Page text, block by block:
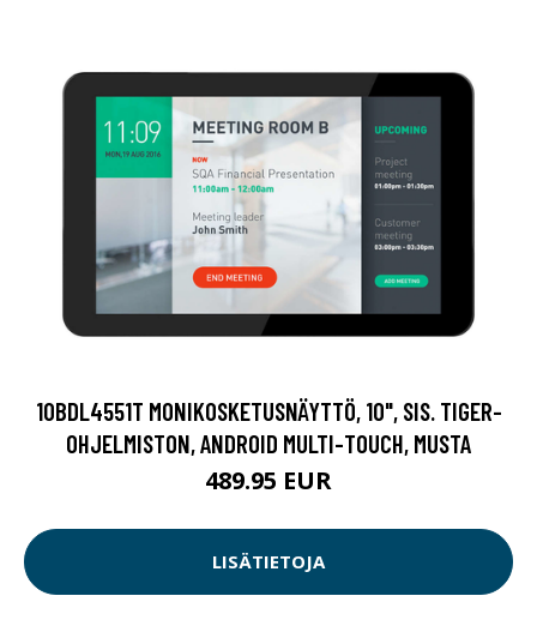
10BDL4551T MONIKOSKETUSNÄYTTÖ, 10", SIS. TIGER-
OHJELMISTON, ANDROID MULTI-TOUCH, MUSTA
489.95 EUR
LISÄTIETOJA